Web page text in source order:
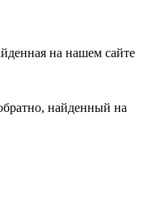
на нашем сайте
найденный на